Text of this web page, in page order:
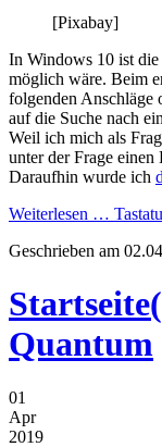
[Pixabay]
In Windows 10 ist
möglich wäre. Beim
folgenden Anschläge
auf die Suche nach
Weil ich mich als
unter der Frage
Daraufhin wurde ich
Weiterlesen …
Geschrieben am
Quantum
01
Apr
2019